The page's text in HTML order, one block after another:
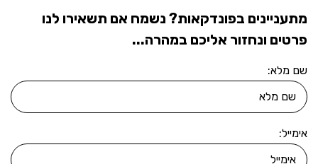
מתעניינים בפונדקאות? נשמח אם תשאירו לנו
פרטים ונחזור אליכם במהרה...
שם מלא:
אימייל: